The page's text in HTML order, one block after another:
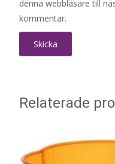
denna webbläsare till
kommentar.
Relaterade